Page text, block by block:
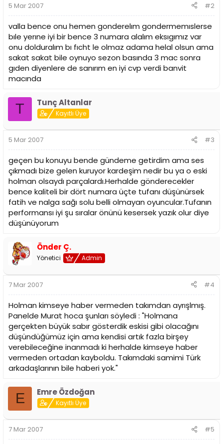
5 Mar 2007 #2
valla bence onu hemen gonderelım gondermemıslerse
bıle yerıne iyi bir bence 3 numara alalım eksıgımız var
onu dolduralım bı fıcht le olmaz adama helal olsun ama
sakat sakat bile oynuyo sezon basında 3 mac sonra
gıden diyenlere de sanırım en iyi cvp verdi banvit
macında
T Tunç Altanlar
Kayıtlı Üye
5 Mar 2007 #3
geçen bu konuyu bende gündeme getirdim ama ses
çıkmadı bize gelen kuruyor kardeşim nedir bu ya o eski
holman olsaydı parçalardı.Herhalde gönderecekler
bence kaliteli bir dört numara üçte tufanı düşünürsek
fatih ve nalga sağı solu belli olmayan oyuncular.Tufanın
performansı iyi şu sıralar önünü kesersek yazık olur diye
düşünüyorum
Önder Ç.
Yönetici Admin
7 Mar 2007 #4
Holman kimseye haber vermeden takımdan ayrışlmış.
Panelde Murat hoca şunları söyledi : "Holmana
gerçekten büyük sabır gösterdik eskisi gibi olacağını
düşündüğümüz için ama kendisi artık fazla birşey
verebileceğine inanmadı ki herhalde kimseye haber
vermeden ortadan kayboldu. Takımdaki samimi Türk
arkadaşlarının bile haberi yok."
E Emre Özdoğan
Kayıtlı Üye
7 Mar 2007 #5